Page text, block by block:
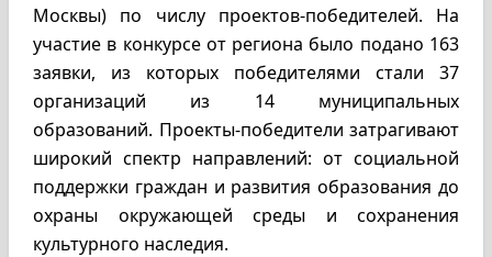
Москвы) по числу проектов-победителей. На
участие в конкурсе от региона было подано 163
заявки, из которых победителями стали 37
организаций из 14 муниципальных
образований. Проекты-победители затрагивают
широкий спектр направлений: от социальной
поддержки граждан и развития образования до
охраны окружающей среды и сохранения
культурного наследия.